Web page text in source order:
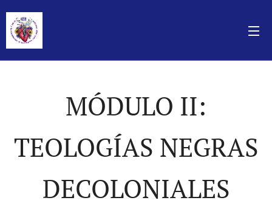
MÓDULO II:
TEOLOGÍAS NEGRAS
DECOLONIALES